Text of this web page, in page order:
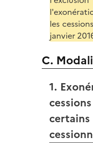
les
janvier
C.
1.
certains